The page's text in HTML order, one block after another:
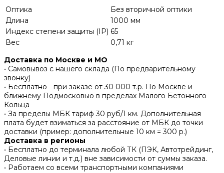
Оптика
Без вторичной оптики
Длина
1000 мм
Индекс степени защиты (IP) 65
Вес
0,71 кг
Доставка по Москве и МО
• Самовывоз с нашего склада (По предварительному
звонку)
• Бесплатно - при заказе от 30 000 т.р. По Москве и
ближнему Подмосковью в пределах Малого Бетонного
Кольца
• За пределы МБК тариф 30 руб/1 км. Дополнительная
плата будет взиматься за расстояние от МБК до точки
доставки (пример: дополнительные 10 км = 300 р.)
Доставка в регионы
• Бесплатно до терминала любой ТК (ПЭК, Автотрейдинг,
Деловые линии и т.д.) вне зависимости от суммы заказа.
• Работаем со всеми транспортными компаниями